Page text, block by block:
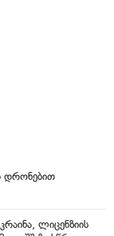
დრონებით
ლიცენზიის